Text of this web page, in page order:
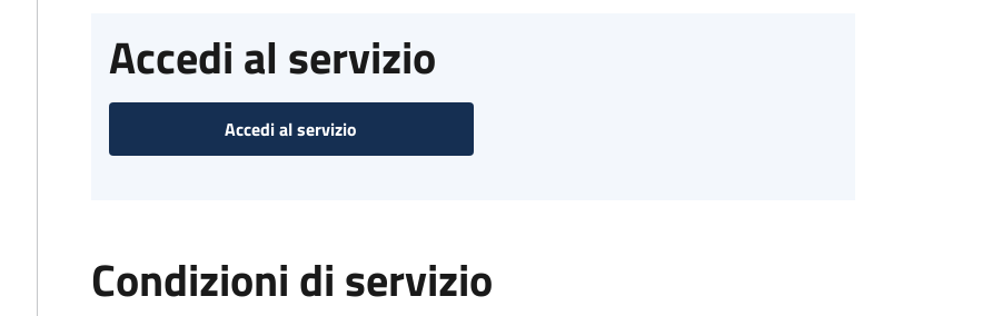
Accedi al servizio
Accedi al servizio
Condizioni di servizio